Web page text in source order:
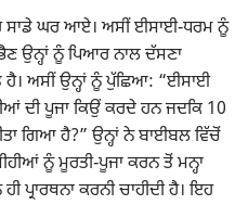
ਸਾਡੇ ਘਰ ਆਏ। ਅਸੀਂ ਈਸਾਈ-ਧਰਮ ਨੂੰ
ਉਨ੍ਹਾਂ ਨੂੰ ਪਿਆਰ ਨਾਲ ਦੱਸਣਾ
ਹੈ। ਅਸੀਂ ਉਨ੍ਹਾਂ ਨੂੰ ਪੁੱਛਿਆ: “ਈਸਾਈ
ਦੀ ਪੂਜਾ ਕਿਉਂ ਕਰਦੇ ਹਨ ਜਦਕਿ 10
ਗਿਆ ਹੈ?” ਉਨ੍ਹਾਂ ਨੇ ਬਾਈਬਲ ਵਿੱਚੋਂ
ਨੂੰ ਮੂਰਤੀ-ਪੂਜਾ ਕਰਨ ਤੋਂ ਮਨ੍ਹਾ
ਪ੍ਰਾਰਥਨਾ ਕਰਨੀ ਚਾਹੀਦੀ ਹੈ। ਇਹ